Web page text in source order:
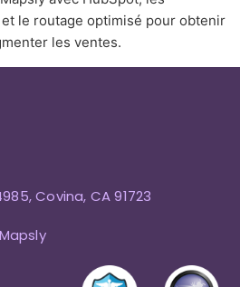
le routage optimisé pour obtenir
les ventes.
Covina, CA 91723